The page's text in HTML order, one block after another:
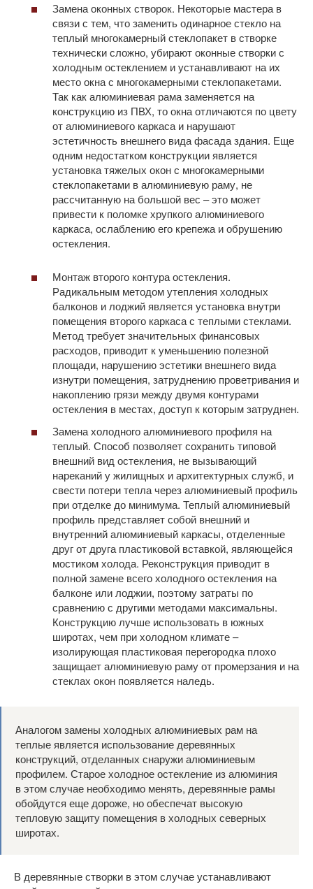
Замена оконных створок. Некоторые мастера в
связи с тем, что заменить одинарное стекло на
теплый многокамерный стеклопакет в створке
технически сложно, убирают оконные створки с
холодным остеклением и устанавливают на их
место окна с многокамерными стеклопакетами.
Так как алюминиевая рама заменяется на
конструкцию из ПВХ, то окна отличаются по цвету
от алюминиевого каркаса и нарушают
эстетичность внешнего вида фасада здания. Еще
одним недостатком конструкции является
установка тяжелых окон с многокамерными
стеклопакетами в алюминиевую раму, не
рассчитанную на большой вес – это может
привести к поломке хрупкого алюминиевого
каркаса, ослаблению его крепежа и обрушению
остекления.
Монтаж второго контура остекления.
Радикальным методом утепления холодных
балконов и лоджий является установка внутри
помещения второго каркаса с теплыми стеклами.
Метод требует значительных финансовых
расходов, приводит к уменьшению полезной
площади, нарушению эстетики внешнего вида
изнутри помещения, затруднению проветривания и
накоплению грязи между двумя контурами
остекления в местах, доступ к которым затруднен.
Замена холодного алюминиевого профиля на
теплый. Способ позволяет сохранить типовой
внешний вид остекления, не вызывающий
нареканий у жилищных и архитектурных служб, и
свести потери тепла через алюминиевый профиль
при отделке до минимума. Теплый алюминиевый
профиль представляет собой внешний и
внутренний алюминиевый каркасы, отделенные
друг от друга пластиковой вставкой, являющейся
мостиком холода. Реконструкция приводит в
полной замене всего холодного остекления на
балконе или лоджии, поэтому затраты по
сравнению с другими методами максимальны.
Конструкцию лучше использовать в южных
широтах, чем при холодном климате –
изолирующая пластиковая перегородка плохо
защищает алюминиевую раму от промерзания и на
стеклах окон появляется наледь.
Аналогом замены холодных алюминиевых рам на
теплые является использование деревянных
конструкций, отделанных снаружи алюминиевым
профилем. Старое холодное остекление из алюминия
в этом случае необходимо менять, деревянные рамы
обойдутся еще дороже, но обеспечат высокую
тепловую защиту помещения в холодных северных
широтах.
В деревянные створки в этом случае устанавливают